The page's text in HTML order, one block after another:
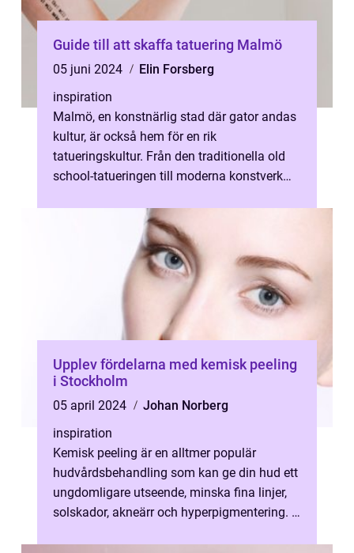
Guide till att skaffa tatuering Malmö
05 juni 2024
Elin Forsberg
inspiration
Malmö, en konstnärlig stad där gator andas
kultur, är också hem för en rik
tatueringskultur. Från den traditionella old
school-tatueringen till moderna konstverk
Upplev fördelarna med kemisk peeling
i Stockholm
05 april 2024
Johan Norberg
inspiration
Kemisk peeling är en alltmer populär
hudvårdsbehandling som kan ge din hud ett
ungdomligare utseende, minska fina linjer,
solskador, akneärr och hyperpigmentering. I